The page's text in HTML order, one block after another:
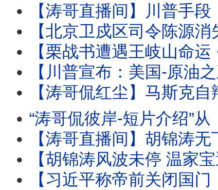
【涛哥直播间】川普手段：再次撤回对伊朗
【北京卫戍区司令陈源消失 ⋯ 胡温传闻骤起！】受命于蔡奇 保护习
【栗战书遭遇王岐山命运 ⋯ 习近平曾庆红联手：称帝必
【川普宣布：美国-原油之王 】炸烂对手与停火等待
【涛哥侃红尘】马斯克自辩：心无怨恨 伤
“涛哥侃彼岸-短片介绍”从《本能》翘腿女神到1%生死危
【涛哥直播间】胡锦涛无下文 ⋯ 习近平钓鱼可能有多大？
【胡锦涛风波未停 温家宝遭满门抄斩！】习近平联手曾庆
【习近平称帝前关闭国门：进出境新规！】中共国